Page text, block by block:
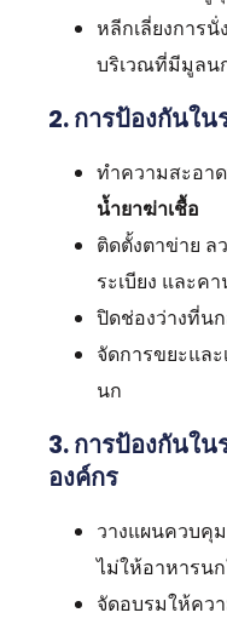
หลีกเลี่ยงการ
บริเวณที่มีมูลน
2. การป้องกันใ
ทำความสะอา
น้ำยาฆ่าเชื้อ
ติดตั้งตาข่าย
ระเบียง และค
ปิดช่องว่างที่น
จัดการขยะแล
นก
3. การป้องกันใ
องค์กร
วางแผนควบคุ
ไม่ให้อาหารน
จัดอบรมให้คว